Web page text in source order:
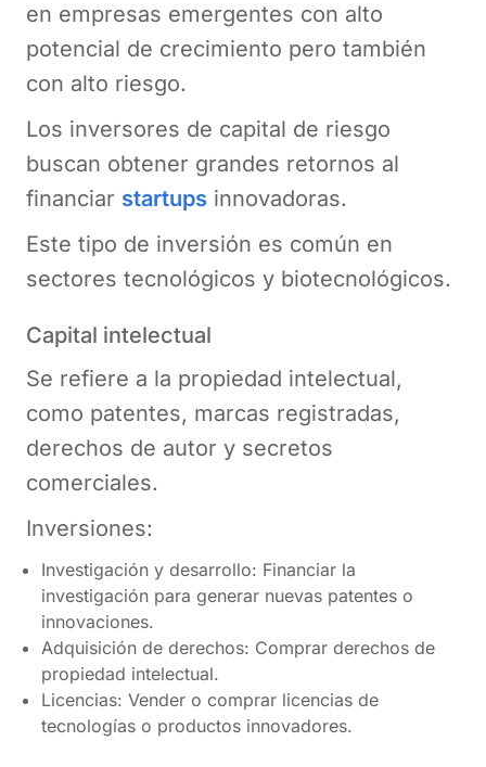
en empresas emergentes con alto
potencial de crecimiento pero también
con alto riesgo.
Los inversores de capital de riesgo
buscan obtener grandes retornos al
financiar startups innovadoras.
Este tipo de inversión es común en
sectores tecnológicos y biotecnológicos​.
Capital intelectual
Se refiere a la propiedad intelectual,
como patentes, marcas registradas,
derechos de autor y secretos
comerciales.
Inversiones:
Investigación y desarrollo: Financiar la
investigación para generar nuevas patentes o
innovaciones.
Adquisición de derechos: Comprar derechos de
propiedad intelectual.
Licencias: Vender o comprar licencias de
tecnologías o productos innovadores.